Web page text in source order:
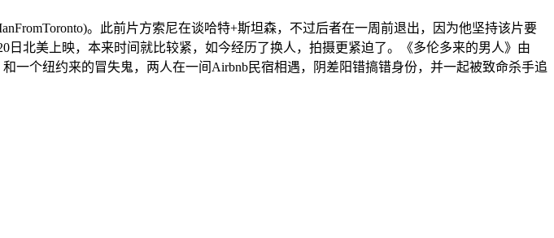
。此前片方索尼在谈哈特+斯坦森，不过后者在一周前退出，因为他坚持该片要
北美上映，本来时间就比较紧，如今经历了换人，拍摄更紧迫了。《多伦多来的男人》由
一个纽约来的冒失鬼，两人在一间Airbnb民宿相遇，阴差阳错搞错身份，并一起被致命杀手追